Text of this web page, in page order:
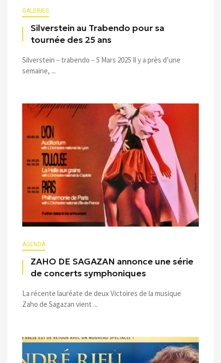
GALERIES
Silverstein au Trabendo pour sa
tournée des 25 ans
Silverstein – trabendo – 5 Mars 2025 Il y a près d’une
semaine, ...
AGENDA
ZAHO DE SAGAZAN annonce une série
de concerts symphoniques
La récente lauréate de deux Victoires de la musique
Zaho de Sagazan vient ...